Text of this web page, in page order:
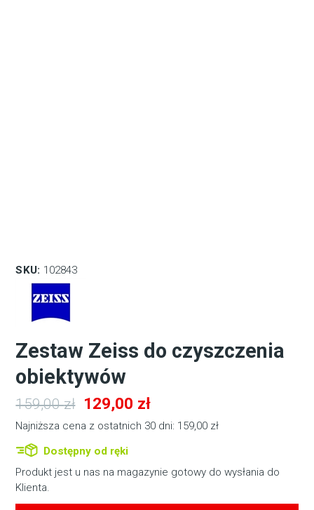
SKU: 102843
Zestaw Zeiss do czyszczenia
obiektywów
159,00zł Pierwotna
cena
wynosiła:
159,00 zł.
129,00 złAktualna
cena
129,00 zł.
Najniższa cena z ostatnich 30 dni: 159,00 zł
Dostępny od ręki
Produkt jest u nas na magazynie gotowy do wysłania do
Klienta.